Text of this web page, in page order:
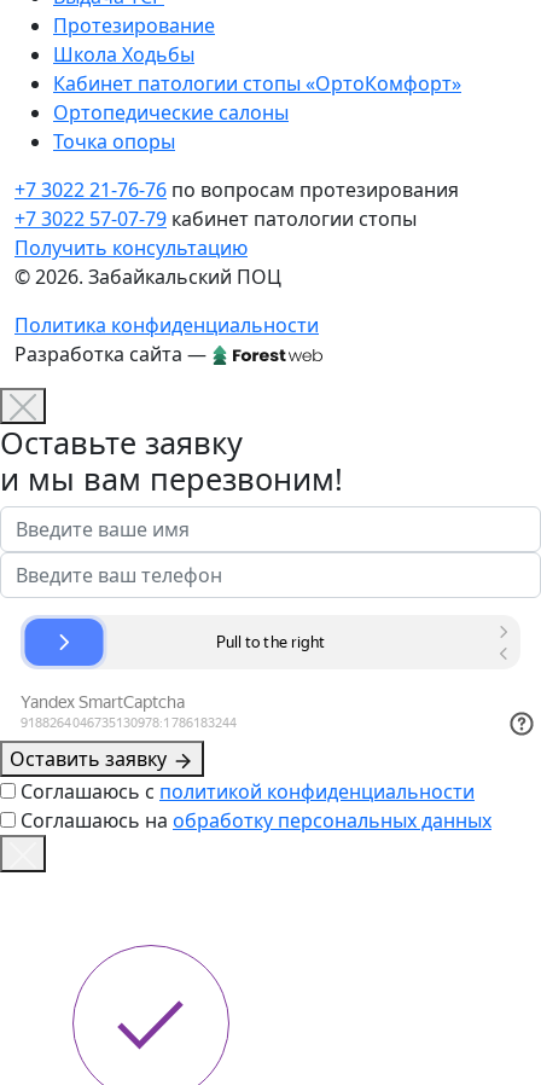
Протезирование
Школа Ходьбы
Кабинет патологии стопы «ОртоКомфорт»
Ортопедические салоны
Точка опоры
+7 3022 21-76-76 по вопросам протезирования
+7 3022 57-07-79 кабинет патологии стопы
Получить консультацию
© 2026. Забайкальский ПОЦ
Политика конфиденциальности
Разработка сайта —
Оставьте заявку
и мы вам перезвоним!
Оставить заявку
Соглашаюсь с политикой конфиденциальности
Соглашаюсь на обработку персональных данных